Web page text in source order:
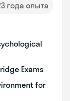
года опыта
Exams
for